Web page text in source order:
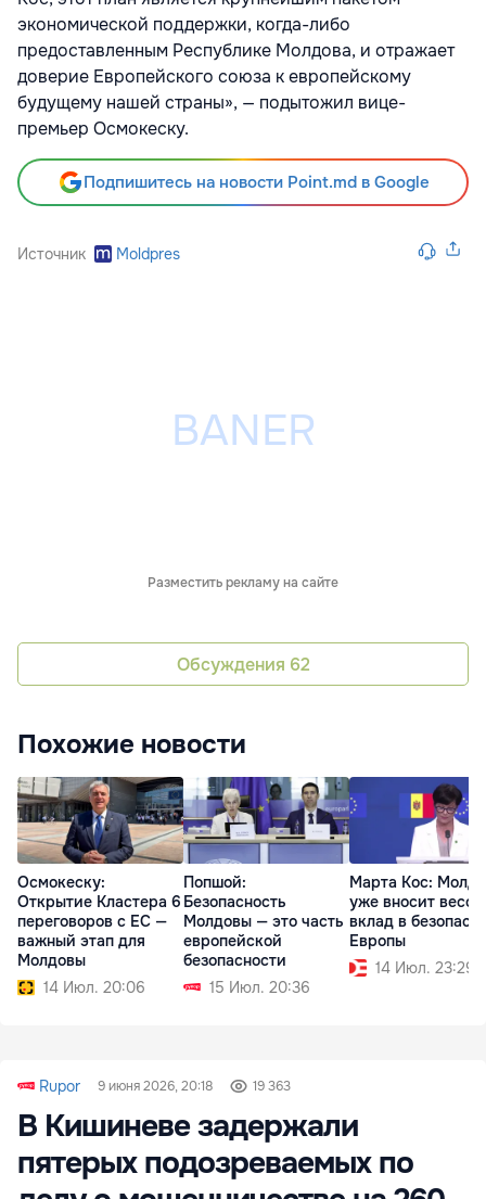
экономической поддержки, когда-либо
предоставленным Республике Молдова, и отражает
доверие Европейского союза к европейскому
будущему нашей страны», — подытожил вице-
премьер Осмокеску.
Подпишитесь на новости Point.md в Google
Источник Moldpres
Разместить рекламу на сайте
Обсуждения 62
Похожие новости
Осмокеску:
Открытие Кластера 6
переговоров с ЕС —
важный этап для
Молдовы
14 Июл. 20:06
Попшой:
Безопасность
Молдовы — это часть
европейской
безопасности
15 Июл. 20:36
Марта Кос:
уже вносит
вклад в
Европы
14 Июл. 23:29
Rupor 9 июня 2026, 20:18 19 363
В Кишиневе задержали
пятерых подозреваемых по